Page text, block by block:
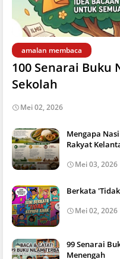
amalan membaca
100 Senarai Buku
Sekolah
Mei 02, 2026
Mengapa
Rakyat
Mei 03, 2026
Berkata
Mei 02, 2026
99 Senarai
Menengah